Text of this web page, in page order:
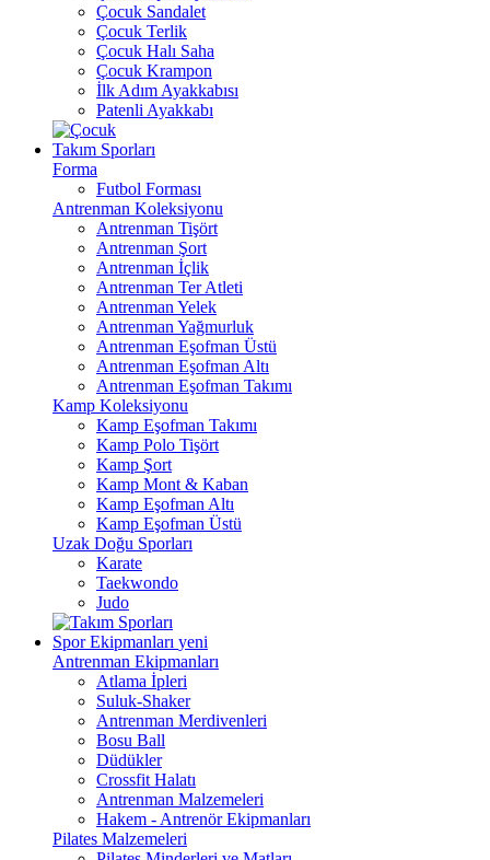
Çocuk Sandalet
Çocuk Terlik
Çocuk Halı Saha
Çocuk Krampon
İlk Adım Ayakkabısı
Patenli Ayakkabı
Takım Sporları
Forma
Futbol Forması
Antrenman Koleksiyonu
Antrenman Tişört
Antrenman Şort
Antrenman İçlik
Antrenman Ter Atleti
Antrenman Yelek
Antrenman Yağmurluk
Antrenman Eşofman Üstü
Antrenman Eşofman Altı
Antrenman Eşofman Takımı
Kamp Koleksiyonu
Kamp Eşofman Takımı
Kamp Polo Tişört
Kamp Şort
Kamp Mont & Kaban
Kamp Eşofman Altı
Kamp Eşofman Üstü
Uzak Doğu Sporları
Karate
Taekwondo
Judo
Spor Ekipmanları yeni
Antrenman Ekipmanları
Atlama İpleri
Suluk-Shaker
Antrenman Merdivenleri
Bosu Ball
Düdükler
Crossfit Halatı
Antrenman Malzemeleri
Hakem - Antrenör Ekipmanları
Pilates Malzemeleri